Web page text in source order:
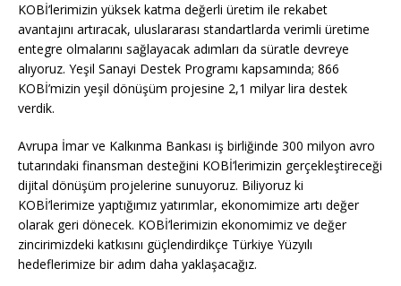
KOBİ’lerimizin yüksek katma değerli üretim ile rekabet
avantajını artıracak, uluslararası standartlarda verimli üretime
entegre olmalarını sağlayacak adımları da süratle devreye
alıyoruz. Yeşil Sanayi Destek Programı kapsamında; 866
KOBİ’mizin yeşil dönüşüm projesine 2,1 milyar lira destek
verdik.
Avrupa İmar ve Kalkınma Bankası iş birliğinde 300 milyon avro
tutarındaki finansman desteğini KOBİ’lerimizin gerçekleştireceği
dijital dönüşüm projelerine sunuyoruz. Biliyoruz ki
KOBİ’lerimize yaptığımız yatırımlar, ekonomimize artı değer
olarak geri dönecek. KOBİ’lerimizin ekonomimiz ve değer
zincirimizdeki katkısını güçlendirdikçe Türkiye Yüzyılı
hedeflerimize bir adım daha yaklaşacağız.